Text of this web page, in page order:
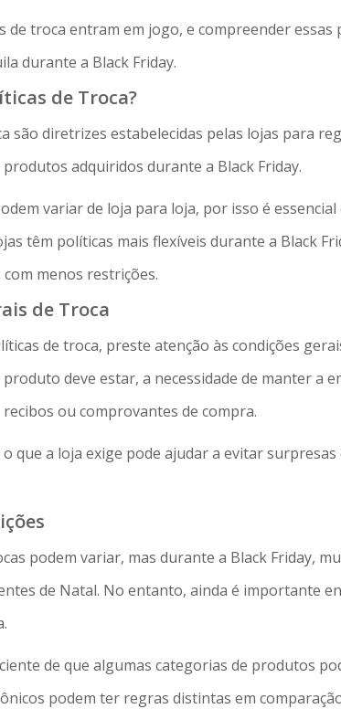
de troca entram em jogo, e compreender
durante a Black Friday.
de Troca?
são diretrizes estabelecidas pelas lojas para
adquiridos durante a Black Friday.
variar de loja para loja, por isso é
têm políticas mais flexíveis durante a Black
menos restrições.
de Troca
de troca, preste atenção às condições
deve estar, a necessidade de manter a
ou comprovantes de compra.
que a loja exige pode ajudar a evitar
podem variar, mas durante a Black Friday,
de Natal. No entanto, ainda é importante
de que algumas categorias de produtos
podem ter regras distintas em